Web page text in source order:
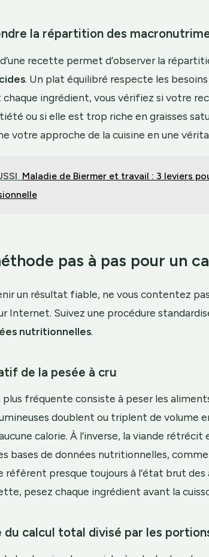
la répartition des
d’une recette permet d’observer la
. Un plat équilibré respecte les
chaque ingrédient, vous vérifiez si votre
ou si elle est trop riche en graisses
votre approche de la cuisine en une
Maladie de Biermer et travail : 3 leviers
pas à pas pour un
un résultat fiable, ne vous contentez
Internet. Suivez une procédure
nutritionnelles.
de la pesée à cru
plus fréquente consiste à peser les
doublent ou triplent de volume
calorie. À l’inverse, la viande rétrécit
bases de données nutritionnelles,
réfèrent presque toujours à l’état brut
pesez chaque ingrédient avant la
du calcul total divisé par les